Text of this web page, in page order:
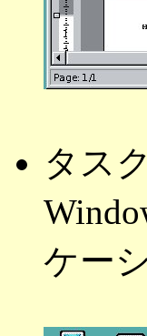
タス
ケー